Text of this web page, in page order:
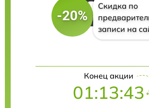
-20%
Скидка по
записи на
Конец акции
01:13:42